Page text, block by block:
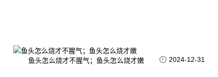
鱼头怎么烧才不腥气；鱼头怎么烧才嫩 2024-12-31